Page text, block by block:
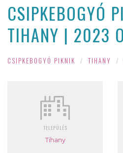
CSIPKEBOGYÓ
TIHANY | 2023
CSIPKEBOGYÓ PIKNIK / TIHANY /
TELEPÜLÉS
Tihany